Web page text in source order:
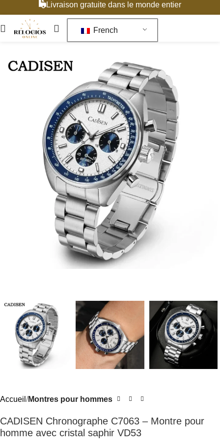
Livraison gratuite dans le monde entier
French
Accueil Montres pour hommes
CADISEN Chronographe C7063 – Montre pour
homme avec cristal saphir VD53